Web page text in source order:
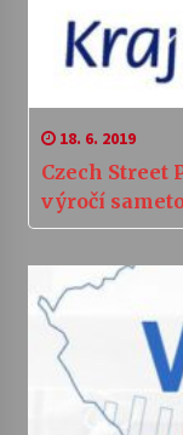
18. 6. 2019
Czech Street
výročí